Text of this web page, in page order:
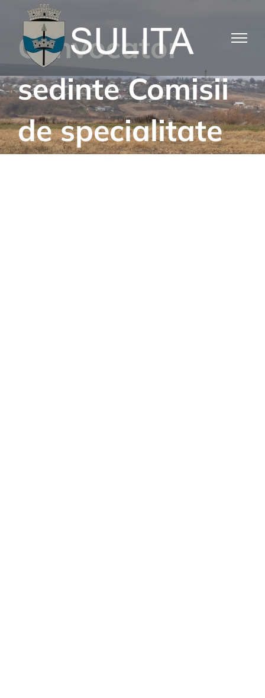
contentConvocator
sedinte Comisii
de specialitate